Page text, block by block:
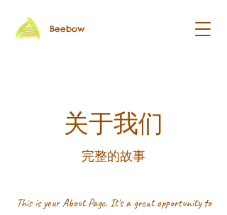
Beebow
关于我们
完整的故事
This is your About Page. It's a great opportunity to